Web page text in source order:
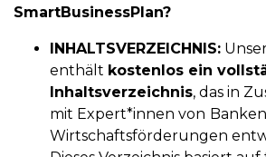
SmartBusinessPlan?
INHALTSVERZEICHNIS:
enthält kostenlos ein
Inhaltsverzeichnis, das in
mit Expert*innen von
Wirtschaftsförderungen